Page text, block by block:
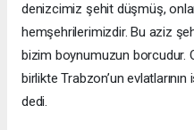
denizcimiz şehit düşmüş,
hemşehrilerimizdir. Bu aziz
bizim boynumuzun borcudur.
birlikte Trabzon’un
dedi.